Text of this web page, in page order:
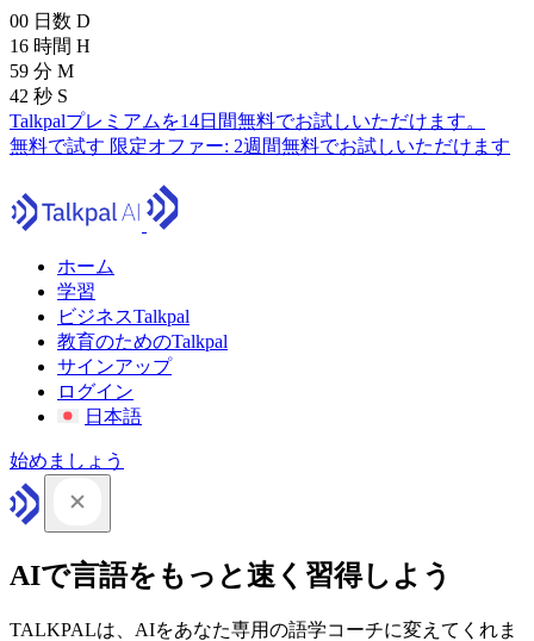
00 日数 D
16 時間 H
59 分 M
41 秒 S
Talkpalプレミアムを14日間無料でお試しいただけます。
無料で試す 限定オファー: 2週間無料でお試しいただけます
ホーム
学習
ビジネスTalkpal
教育のためのTalkpal
サインアップ
ログイン
日本語
始めましょう
AIで言語をもっと速く習得しよう
TALKPALは、AIをあなた専用の語学コーチに変えてくれま